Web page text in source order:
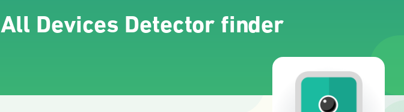
All Devices Detector finder